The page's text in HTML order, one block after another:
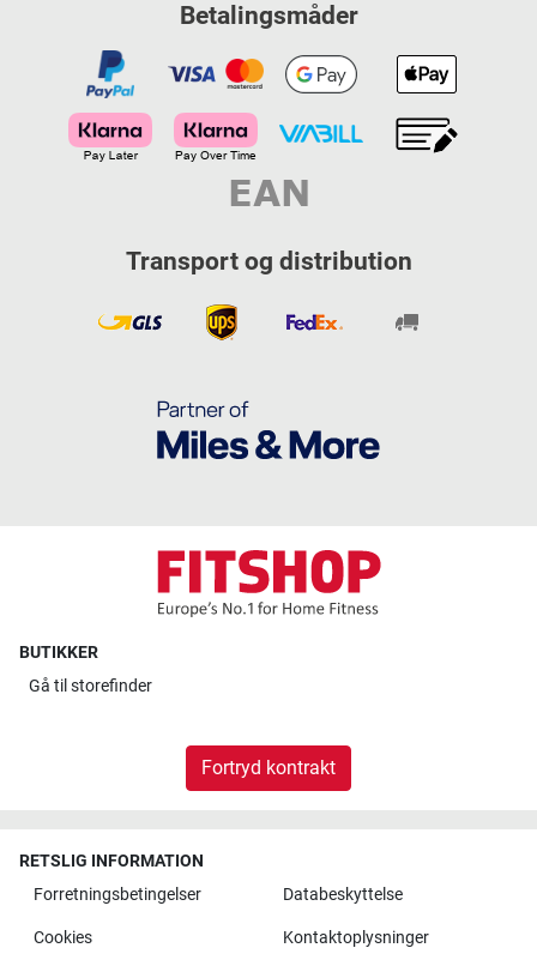
Betalingsmåder
Transport og distribution
BUTIKKER
Gå til storefinder
Fortryd kontrakt
RETSLIG INFORMATION
Forretningsbetingelser
Databeskyttelse
Cookies Kontaktoplysninger